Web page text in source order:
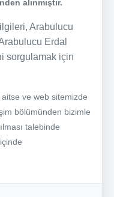
alınmıştır.
Arabulucu
Erdal
sorgulamak için
ve web sitemizde
bölümünden bizimle
talebinde